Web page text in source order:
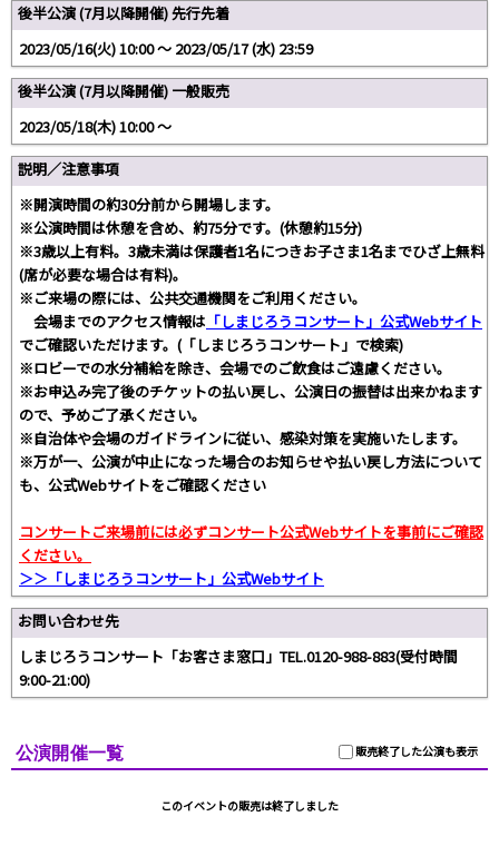
後半公演 (7月以降開催) 先行先着
2023/05/16(火) 10:00 〜 2023/05/17 (水) 23:59
後半公演 (7月以降開催) 一般販売
2023/05/18(木) 10:00 〜
説明／注意事項
※開演時間の約30分前から開場します。
※公演時間は休憩を含め、約75分です。(休憩約15分)
※3歳以上有料。3歳未満は保護者1名につきお子さま1名までひざ上無料
(席が必要な場合は有料)。
※ご来場の際には、公共交通機関をご利用ください。
会場までのアクセス情報は 「しまじろうコンサート」公式Webサイト
でご確認いただけます。(「しまじろうコンサート」で検索)
※ロビーでの水分補給を除き、会場でのご飲食はご遠慮ください。
※お申込み完了後のチケットの払い戻し、公演日の振替は出来かねます
ので、予めご了承ください。
※自治体や会場のガイドラインに従い、感染対策を実施いたします。
※万が一、公演が中止になった場合のお知らせや払い戻し方法について
も、公式Webサイトをご確認ください
コンサートご来場前には必ずコンサート公式Webサイトを事前にご確認
ください。
＞＞「しまじろうコンサート」公式Webサイト
お問い合わせ先
しまじろうコンサート「お客さま窓口」TEL.0120-988-883(受付時間
9:00-21:00)
販売終了した公演も表示
公演開催一覧
このイベントの販売は終了しました